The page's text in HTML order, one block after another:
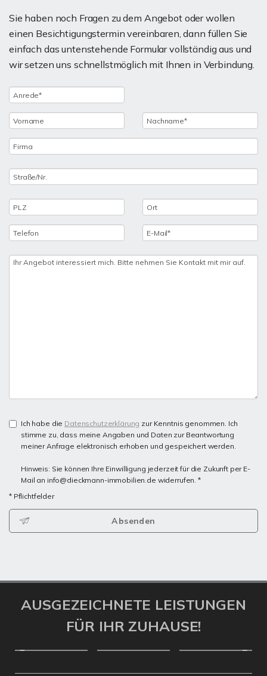
Sie haben noch Fragen zu dem Angebot oder wollen
einen Besichtigungstermin vereinbaren, dann füllen Sie
einfach das untenstehende Formular vollständig aus und
wir setzen uns schnellstmöglich mit Ihnen in Verbindung.
Ich habe die Datenschutzerklärung zur Kenntnis genommen. Ich
stimme zu, dass meine Angaben und Daten zur Beantwortung
meiner Anfrage elektronisch erhoben und gespeichert werden.
Hinweis: Sie können Ihre Einwilligung jederzeit für die Zukunft per E-
Mail an info@dieckmann-immobilien.de widerrufen. *
* Pflichtfelder
Absenden
AUSGEZEICHNETE LEISTUNGEN
FÜR IHR ZUHAUSE!